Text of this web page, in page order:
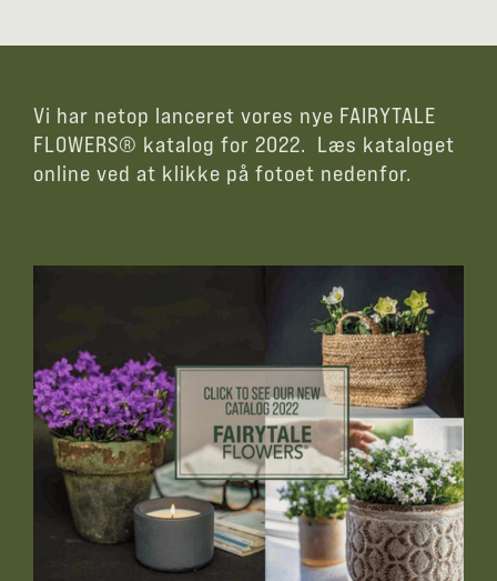
Vi har netop lanceret vores nye FAIRYTALE
FLOWERS® katalog for 2022. Læs kataloget
online ved at klikke på fotoet nedenfor.